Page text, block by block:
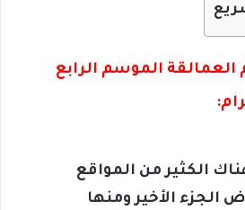
الموسم الرابع
الكثير من المواقع
الجزء الأخير ومنها